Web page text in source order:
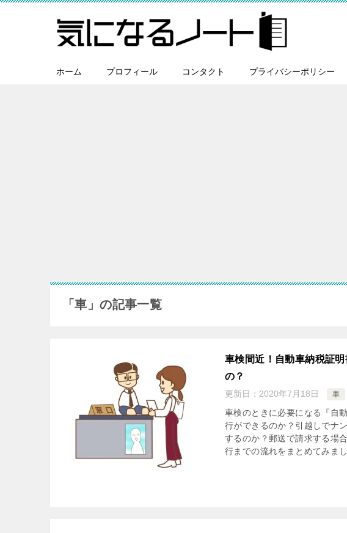
ホーム プロフィール コンタクト プライバシーポリシー
「車」の記事一覧
車検間近！自動車納税証
の？
更新日： 2020年7月18日 車
車検のときに必要になる『自
行ができるのか？引越しでナ
するのか？郵送で請求する場
行までの流れをまとめてみま